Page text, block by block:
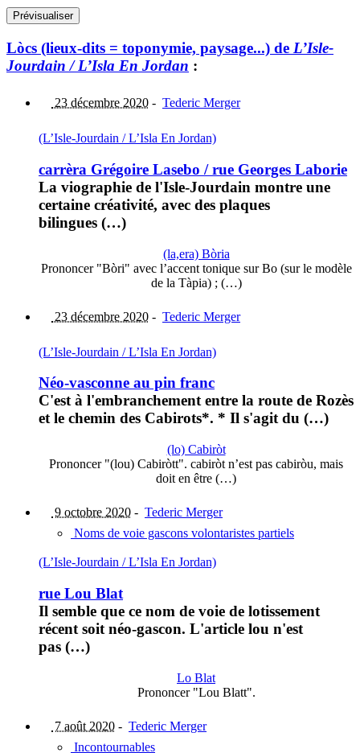
Lòcs (lieux-dits = toponymie, paysage...) de L’Isle-
Jourdain / L’Isla En Jordan :
23 décembre 2020 - Tederic Merger
(L’Isle-Jourdain / L’Isla En Jordan)
carrèra Grégoire Lasebo / rue Georges Laborie
La viographie de l'Isle-Jourdain montre une
certaine créativité, avec des plaques
bilingues (…)
(la,era) Bòria
Prononcer "Bòri" avec l’accent tonique sur Bo (sur le modèle
de la Tàpia) ; (…)
23 décembre 2020 - Tederic Merger
(L’Isle-Jourdain / L’Isla En Jordan)
Néo-vasconne au pin franc
C'est à l'embranchement entre la route de Rozès
et le chemin des Cabirots*. * Il s'agit du (…)
(lo) Cabiròt
Prononcer "(lou) Cabiròtt". cabiròt n’est pas cabiròu, mais
doit en être (…)
9 octobre 2020 - Tederic Merger
Noms de voie gascons volontaristes partiels
(L’Isle-Jourdain / L’Isla En Jordan)
rue Lou Blat
Il semble que ce nom de voie de lotissement
récent soit néo-gascon. L'article lou n'est
pas (…)
Lo Blat
Prononcer "Lou Blatt".
7 août 2020 - Tederic Merger
Incontournables